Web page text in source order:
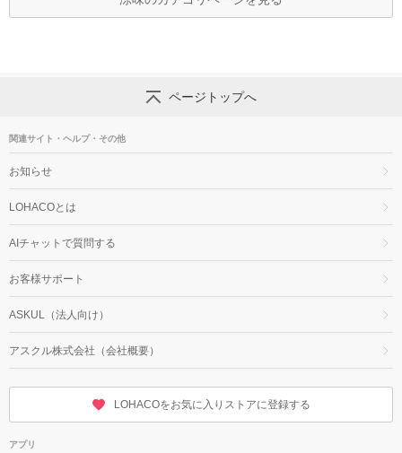
ページトップへ
関連サイト・ヘルプ・その他
お知らせ
LOHACOとは
AIチャットで質問する
お客様サポート
ASKUL（法人向け）
アスクル株式会社（会社概要）
LOHACOをお気に入りストアに登録する
アプリ